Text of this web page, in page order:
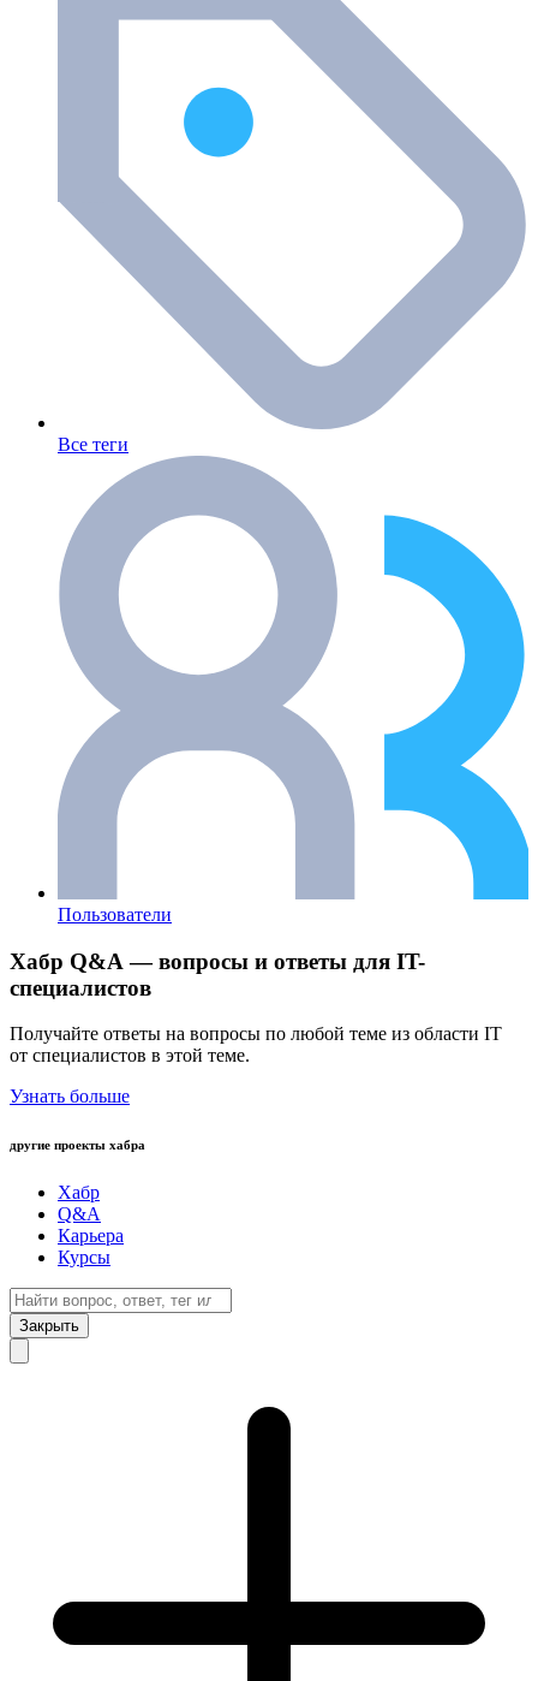
Все теги
Пользователи
Хабр Q&A — вопросы и ответы для IT-
специалистов
Получайте ответы на вопросы по любой теме из области IT
от специалистов в этой теме.
Узнать больше
другие проекты хабра
Хабр
Q&A
Карьера
Курсы
Закрыть